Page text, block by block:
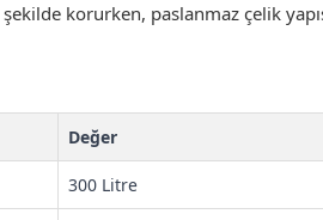
şekilde korurken, paslanmaz çelik
Değer
300 Litre